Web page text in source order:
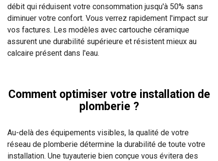
débit qui réduisent votre consommation jusqu'à 50% sans
diminuer votre confort. Vous verrez rapidement l'impact sur
vos factures. Les modèles avec cartouche céramique
assurent une durabilité supérieure et résistent mieux au
calcaire présent dans l'eau.
Comment optimiser votre installation de
plomberie ?
Au-delà des équipements visibles, la qualité de votre
réseau de plomberie détermine la durabilité de toute votre
installation. Une tuyauterie bien conçue vous évitera des